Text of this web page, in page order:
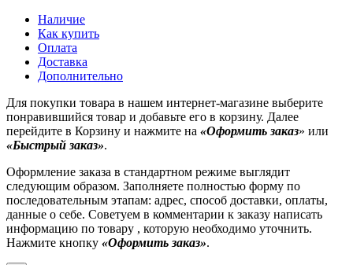
Наличие
Как купить
Оплата
Доставка
Дополнительно
Для покупки товара в нашем интернет-магазине выберите
понравившийся товар и добавьте его в корзину. Далее
перейдите в Корзину и нажмите на «Оформить заказ» или
«Быстрый заказ».
Оформление заказа в стандартном режиме выглядит
следующим образом. Заполняете полностью форму по
последовательным этапам: адрес, способ доставки, оплаты,
данные о себе. Советуем в комментарии к заказу написать
информацию по товару , которую необходимо уточнить.
Нажмите кнопку «Оформить заказ».